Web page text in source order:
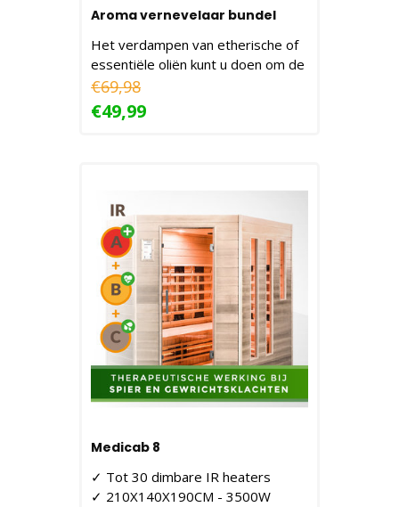
Aroma vernevelaar bundel
Het verdampen van etherische of
essentiële oliën kunt u doen om de
heerlijke g..
€69,98
€49,99
Medicab 8
✓ Tot 30 dimbare IR heaters
✓ 210X140X190CM - 3500W